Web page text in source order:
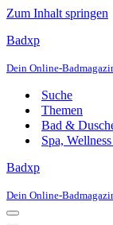
Zum Inhalt springen
Badxp
Dein Online-
Suche
Themen
Bad &
Spa,
Badxp
Dein Online-
Navigationsmenü